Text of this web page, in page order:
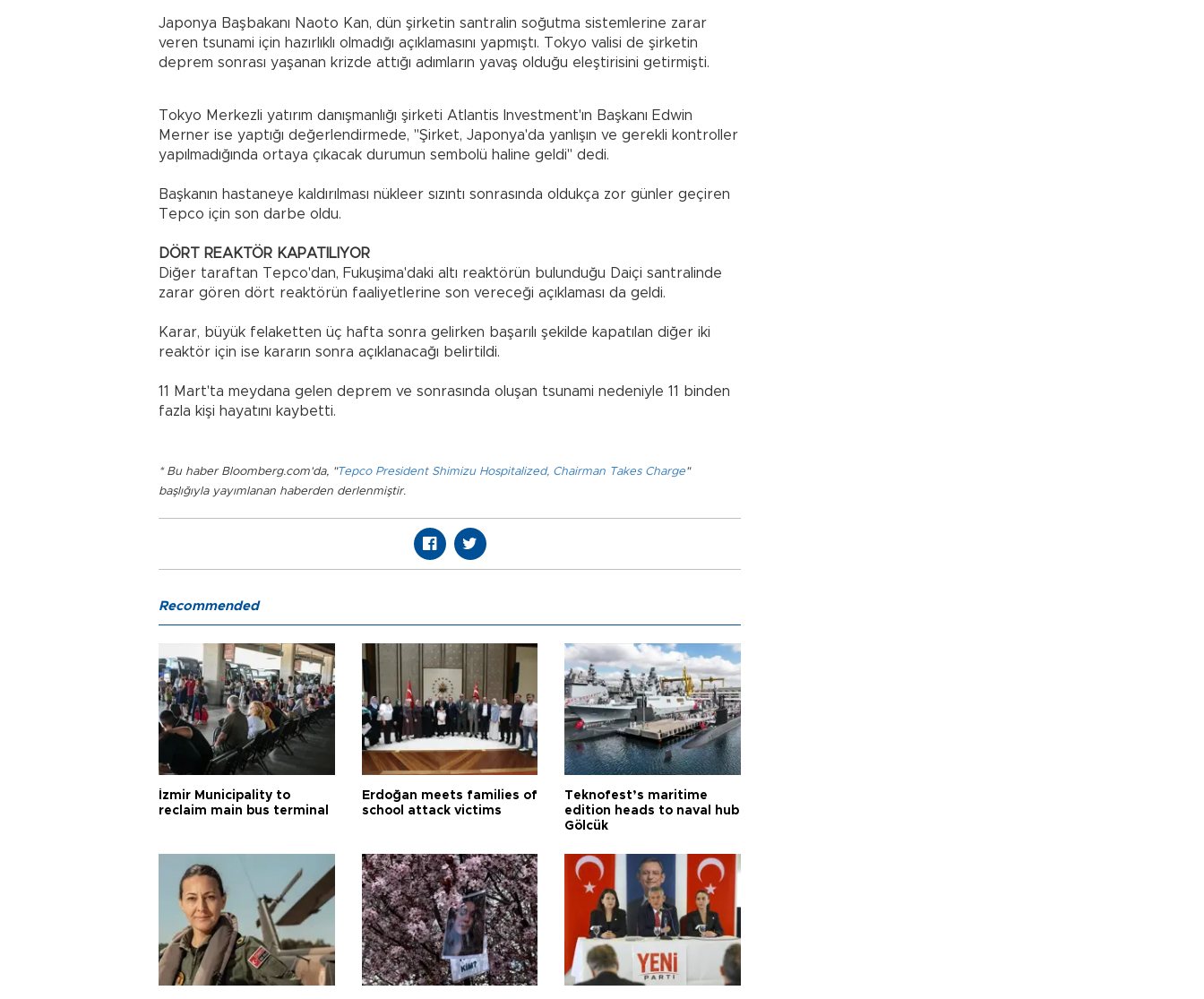
Japonya Başbakanı Naoto Kan, dün şirketin santralin soğutma sistemlerine zarar
veren tsunami için hazırlıklı olmadığı açıklamasını yapmıştı. Tokyo valisi de şirketin
deprem sonrası yaşanan krizde attığı adımların yavaş olduğu eleştirisini getirmişti.
Tokyo Merkezli yatırım danışmanlığı şirketi Atlantis Investment'ın Başkanı Edwin
Merner ise yaptığı değerlendirmede, "Şirket, Japonya'da yanlışın ve gerekli kontroller
yapılmadığında ortaya çıkacak durumun sembolü haline geldi" dedi.
Başkanın hastaneye kaldırılması nükleer sızıntı sonrasında oldukça zor günler geçiren
Tepco için son darbe oldu.
DÖRT REAKTÖR KAPATILIYOR
Diğer taraftan Tepco'dan, Fukuşima'daki altı reaktörün bulunduğu Daiçi santralinde
zarar gören dört reaktörün faaliyetlerine son vereceği açıklaması da geldi.
Karar, büyük felaketten üç hafta sonra gelirken başarılı şekilde kapatılan diğer iki
reaktör için ise kararın sonra açıklanacağı belirtildi.
11 Mart'ta meydana gelen deprem ve sonrasında oluşan tsunami nedeniyle 11 binden
fazla kişi hayatını kaybetti.
* Bu haber Bloomberg.com'da, "Tepco President Shimizu Hospitalized, Chairman Takes Charge"
başlığıyla yayımlanan haberden derlenmiştir.
Recommended
İzmir Municipality to
reclaim main bus terminal
Erdoğan meets families of
school attack victims
Teknofest’s maritime
edition heads to naval hub
Gölcük